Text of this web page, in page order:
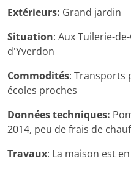
Extérieurs: Grand jardin
Situation: Aux Tuilerie-
d'Yverdon
Commodités: Transports
écoles proches
Données techniques:
2014, peu de frais de
Travaux: La maison est